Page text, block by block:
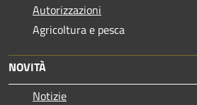
Autorizzazioni
Agricoltura e pesca
NOVITÀ
Notizie